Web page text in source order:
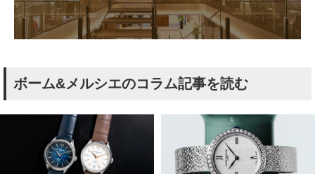
ボーム&メルシエのコラム記事を読む